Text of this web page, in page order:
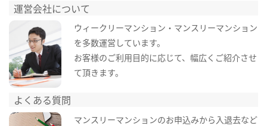
運営会社について
ウィークリーマンション・マンスリーマンション
を多数運営しています。
お客様のご利用目的に応じて、幅広くご紹介させ
て頂きます。
よくある質問
マンスリーマンションのお申込みから入退去など